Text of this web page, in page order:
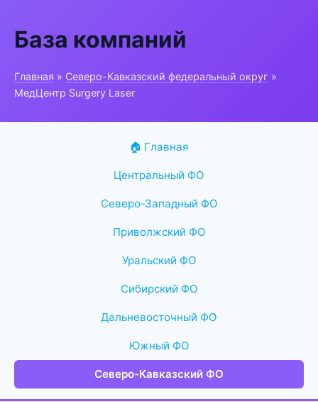
База компаний
Главная » Северо-Кавказский федеральный округ »
МедЦентр Surgery Laser
🏠 Главная
Центральный ФО
Северо-Западный ФО
Приволжский ФО
Уральский ФО
Сибирский ФО
Дальневосточный ФО
Южный ФО
Северо-Кавказский ФО